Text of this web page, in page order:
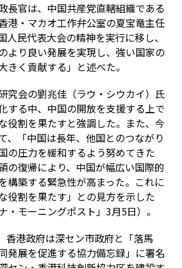
長官は、中国共産党直轄組織である
港・マカオ工作弁公室の夏宝竜主任
人民代表大会の精神を実行に移し、
より良い発展を実現し、強い国家の
きく貢献する」と述べた。
究会の劉兆佳（ラウ・シウカイ）氏
する中、中国の開放を支援する上で
役割を果たすと強調した。また、今
、「中国は長年、他国とのつながり
の圧力を緩和するよう努めてきた
の復帰により、中国が幅広い国際的
構築する緊急性が高まった。これに
役割を果たす」との見方を示した
・モーニングポスト」3月5日）。
香港政府は深セン市政府と「落馬
発展を促進する協力備忘録」に署名